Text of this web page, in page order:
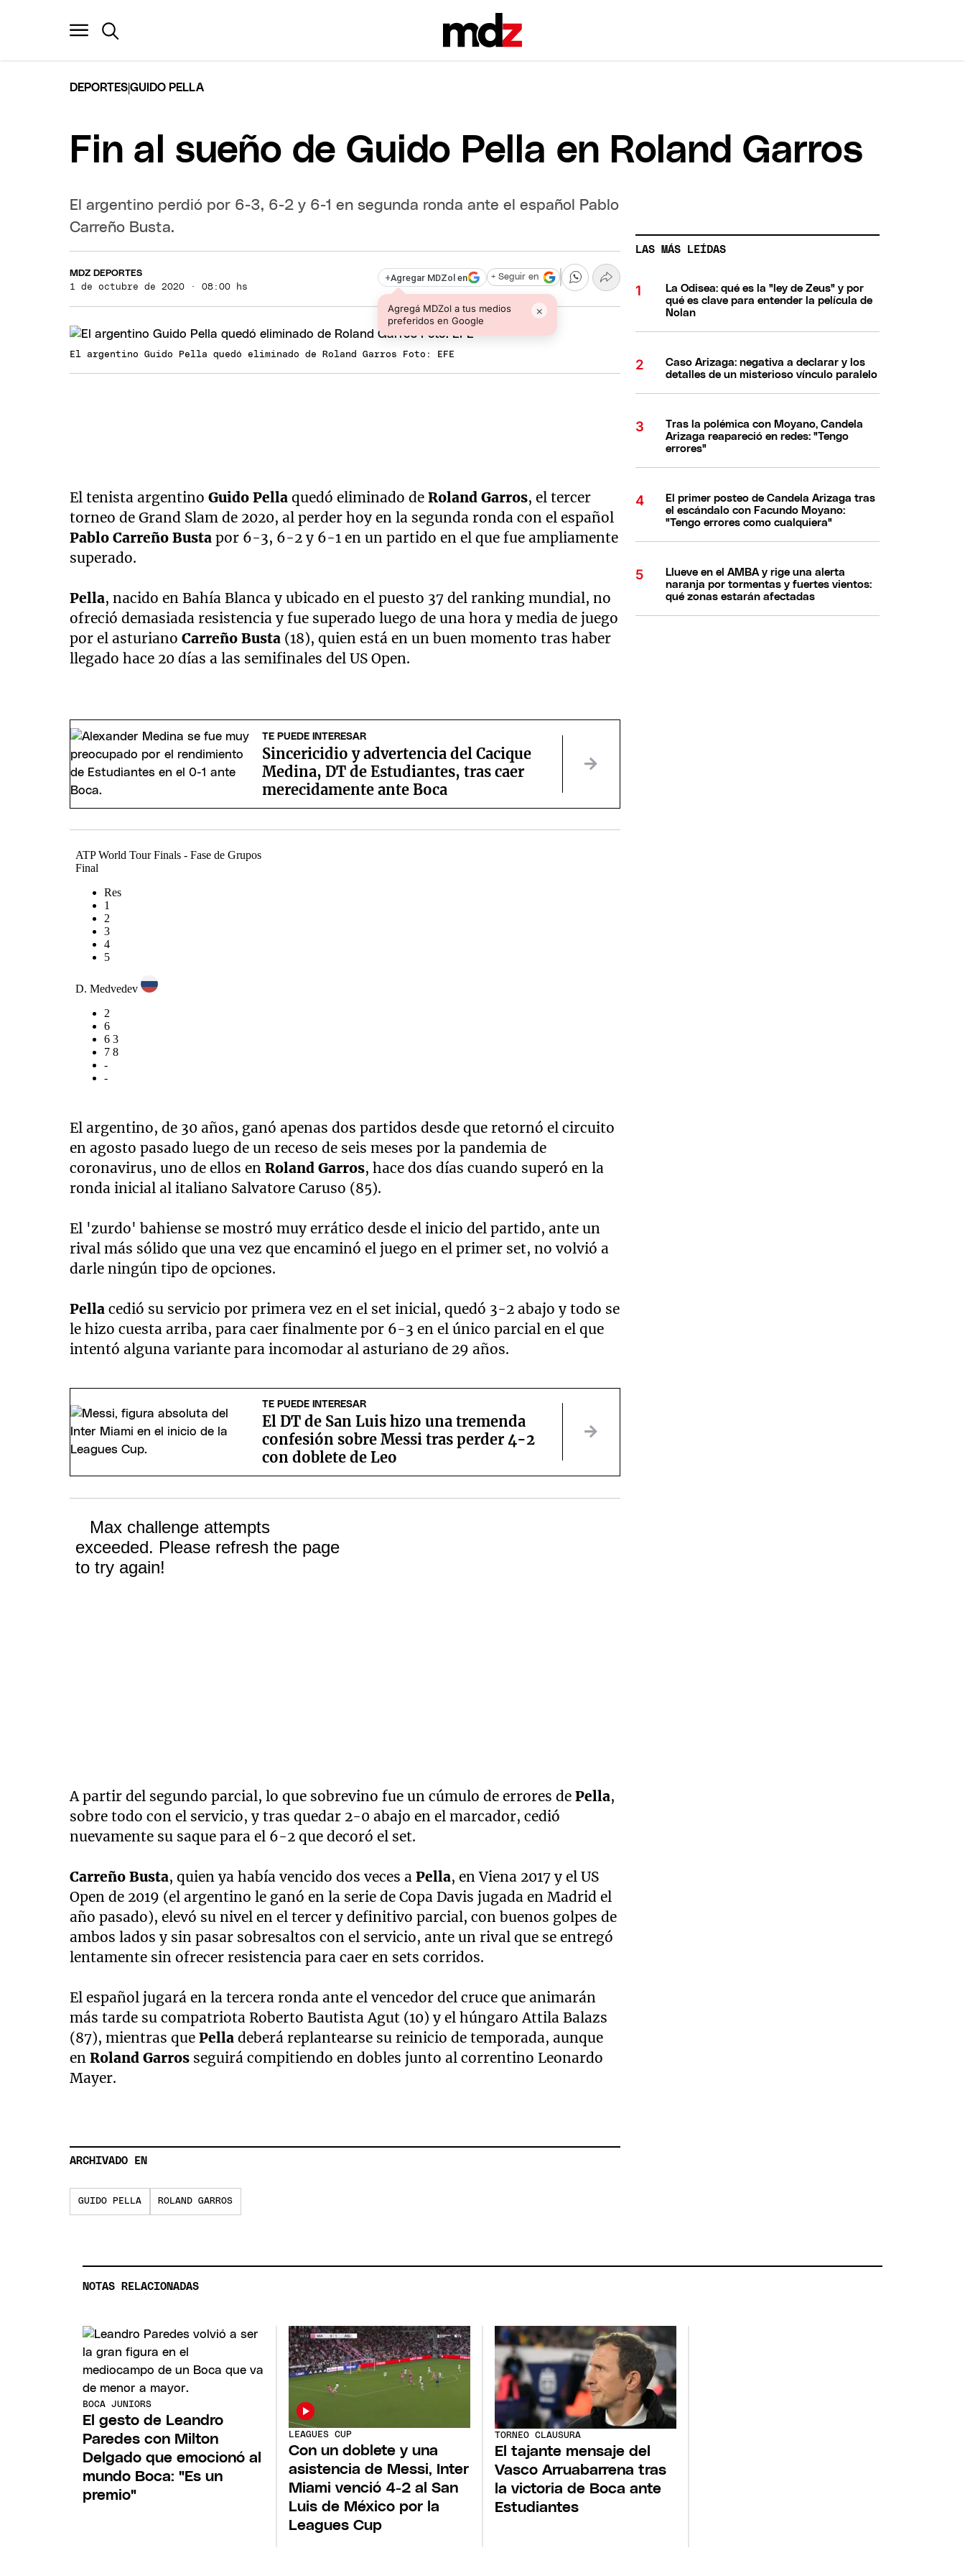
DEPORTES|GUIDO PELLA
Fin al sueño de Guido Pella en Roland Garros
El argentino perdió por 6-3, 6-2 y 6-1 en segunda ronda ante el español Pablo
Carreño Busta.
MDZ DEPORTES
1 de octubre de 2020 · 08:00 hs
+Agregar MDZol en
Agregá MDZol a tus medios
preferidos en Google
×
+ Seguir en
El argentino Guido Pella quedó eliminado de Roland Garros Foto: EFE
El tenista argentinoGuido Pellaquedó eliminado deRoland Garros, el tercer
torneo de Grand Slam de 2020, al perder hoy en la segunda ronda con el español
Pablo Carreño Busta por 6-3, 6-2 y 6-1 en un partido en el que fue ampliamente
superado.
Pella, nacido en Bahía Blanca y ubicado en el puesto 37 del ranking mundial, no
ofreció demasiada resistencia y fue superado luego de una hora y media de juego
por el asturianoCarreño Busta (18), quien está en un buen momento tras haber
llegado hace 20 días a las semifinales del US Open.
TE PUEDE INTERESAR
Sincericidio y advertencia del Cacique
Medina, DT de Estudiantes, tras caer
merecidamente ante Boca
El argentino, de 30 años, ganó apenas dos partidos desde que retornó el circuito
en agosto pasado luego de un receso de seis meses por la pandemia de
coronavirus, uno de ellos enRoland Garros, hace dos días cuando superó en la
ronda inicial al italiano Salvatore Caruso (85).
El 'zurdo' bahiense se mostró muy errático desde el inicio del partido, ante un
rival más sólido que una vez que encaminó el juego en el primer set, no volvió a
darle ningún tipo de opciones.
Pellacedió su servicio por primera vez en el set inicial, quedó 3-2 abajo y todo se
le hizo cuesta arriba, para caer finalmente por 6-3 en el único parcial en el que
intentó alguna variante para incomodar al asturiano de 29 años.
TE PUEDE INTERESAR
El DT de San Luis hizo una tremenda
confesión sobre Messi tras perder 4-2
con doblete de Leo
A partir del segundo parcial, lo que sobrevino fue un cúmulo de errores dePella,
sobre todo con el servicio, y tras quedar 2-0 abajo en el marcador, cedió
nuevamente su saque para el 6-2 que decoró el set.
Carreño Busta, quien ya había vencido dos veces aPella, en Viena 2017 y el US
Open de 2019 (el argentino le ganó en la serie de Copa Davis jugada en Madrid el
año pasado), elevó su nivel en el tercer y definitivo parcial, con buenos golpes de
ambos lados y sin pasar sobresaltos con el servicio, ante un rival que se entregó
lentamente sin ofrecer resistencia para caer en sets corridos.
El español jugará en la tercera ronda ante el vencedor del cruce que animarán
más tarde su compatriota Roberto Bautista Agut (10) y el húngaro Attila Balazs
(87), mientras quePelladeberá replantearse su reinicio de temporada, aunque
enRoland Garros seguirá compitiendo en dobles junto al correntino Leonardo
Mayer.
ARCHIVADO EN
GUIDO PELLA ROLAND GARROS
LAS MÁS LEÍDAS
La Odisea: qué es la "ley de Zeus" y por
qué es clave para entender la película de
Nolan
Caso Arizaga: negativa a declarar y los
detalles de un misterioso vínculo paralelo
Tras la polémica con Moyano, Candela
Arizaga reapareció en redes: "Tengo
errores"
El primer posteo de Candela Arizaga tras
el escándalo con Facundo Moyano:
"Tengo errores como cualquiera"
Llueve en el AMBA y rige una alerta
naranja por tormentas y fuertes vientos:
qué zonas estarán afectadas
NOTAS RELACIONADAS
BOCA JUNIORS
El gesto de Leandro
Paredes con Milton
Delgado que emocionó al
mundo Boca: "Es un
premio"
LEAGUES CUP
Con un doblete y una
asistencia de Messi, Inter
Miami venció 4-2 al San
Luis de México por la
Leagues Cup
TORNEO CLAUSURA
El tajante mensaje del
Vasco Arruabarrena tras
la victoria de Boca ante
Estudiantes